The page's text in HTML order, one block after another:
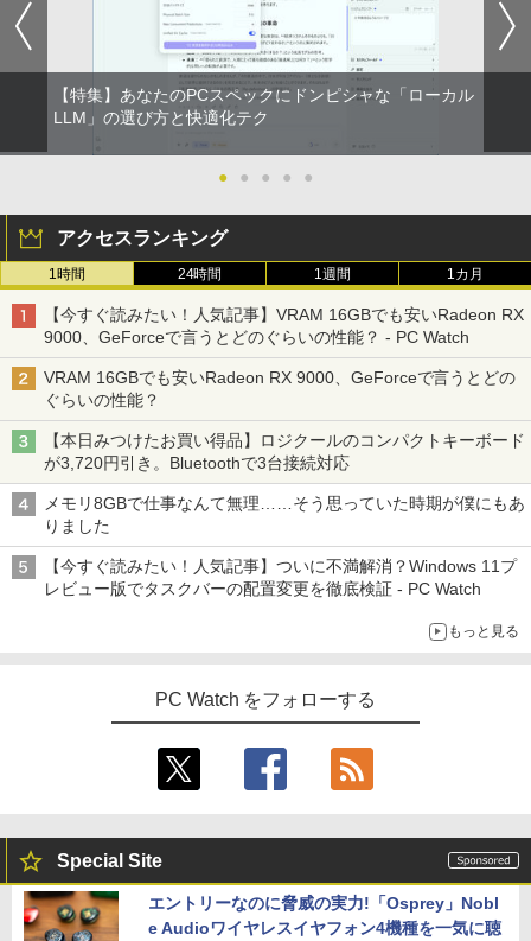
【特集】あなたのPCスペックにドンピシャな「ローカル
LLM」の選び方と快適化テク
● ● ● ● ●
アクセスランキング
1時間 24時間 1週間 1カ月
【今すぐ読みたい！人気記事】VRAM 16GBでも安いRadeon RX
9000、GeForceで言うとどのぐらいの性能？ - PC Watch
VRAM 16GBでも安いRadeon RX 9000、GeForceで言うとどの
ぐらいの性能？
【本日みつけたお買い得品】ロジクールのコンパクトキーボード
が3,720円引き。Bluetoothで3台接続対応
メモリ8GBで仕事なんて無理……そう思っていた時期が僕にもあ
りました
【今すぐ読みたい！人気記事】ついに不満解消？Windows 11プ
レビュー版でタスクバーの配置変更を徹底検証 - PC Watch
もっと見る
PC Watch をフォローする
Special Site
エントリーなのに脅威の実力!「Osprey」Nobl
e Audioワイヤレスイヤフォン4機種を一気に聴